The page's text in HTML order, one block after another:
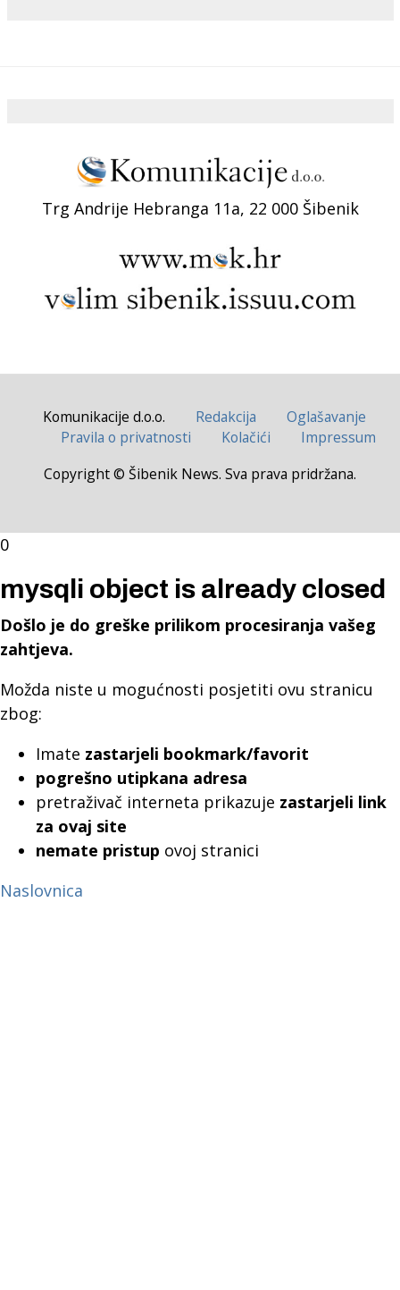
Trg Andrije Hebranga 11a, 22 000 Šibenik
Komunikacije d.o.o. Redakcija
Oglašavanje
Pravila o privatnosti
Kolačići
Impressum
Copyright © Šibenik News. Sva prava pridržana.
0
mysqli object is already closed
Došlo je do greške prilikom procesiranja vašeg
zahtjeva.
Možda niste u mogućnosti posjetiti ovu stranicu
zbog:
Imate zastarjeli bookmark/favorit
pogrešno utipkana adresa
pretraživač interneta prikazuje zastarjeli link
za ovaj site
nemate pristup ovoj stranici
Naslovnica